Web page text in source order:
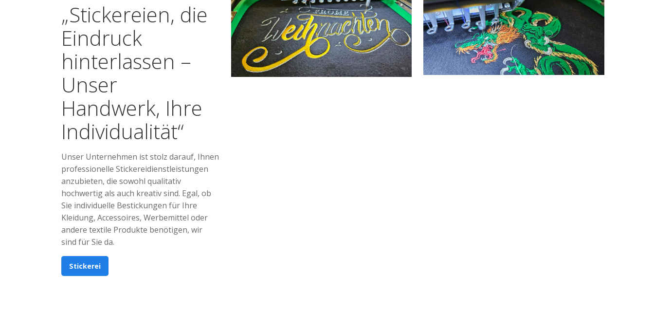
„Stickereien, die
Eindruck
hinterlassen –
Unser
Handwerk, Ihre
Individualität“
Unser Unternehmen ist stolz darauf, Ihnen
professionelle Stickereidienstleistungen
anzubieten, die sowohl qualitativ
hochwertig als auch kreativ sind. Egal, ob
Sie individuelle Bestickungen für Ihre
Kleidung, Accessoires, Werbemittel oder
andere textile Produkte benötigen, wir
sind für Sie da.
Stickerei